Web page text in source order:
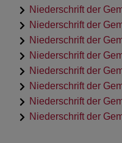
Niederschrift der
Niederschrift der
Niederschrift der
Niederschrift der
Niederschrift der
Niederschrift der
Niederschrift der
Niederschrift der